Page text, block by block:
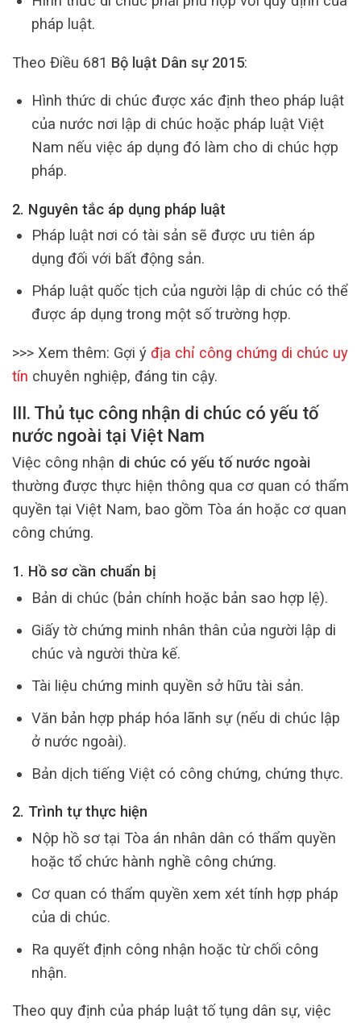
pháp luật.
Theo Điều 681 Bộ luật Dân sự 2015:
Hình thức di chúc được xác định theo pháp luật
của nước nơi lập di chúc hoặc pháp luật Việt
Nam nếu việc áp dụng đó làm cho di chúc hợp
pháp.
2. Nguyên tắc áp dụng pháp luật
Pháp luật nơi có tài sản sẽ được ưu tiên áp
dụng đối với bất động sản.
Pháp luật quốc tịch của người lập di chúc có thể
được áp dụng trong một số trường hợp.
>>> Xem thêm: Gợi ý địa chỉ công chứng di chúc uy
tín chuyên nghiệp, đáng tin cậy.
III. Thủ tục công nhận di chúc có yếu tố
nước ngoài tại Việt Nam
Việc công nhận di chúc có yếu tố nước ngoài
thường được thực hiện thông qua cơ quan có thẩm
quyền tại Việt Nam, bao gồm Tòa án hoặc cơ quan
công chứng.
1. Hồ sơ cần chuẩn bị
Bản di chúc (bản chính hoặc bản sao hợp lệ).
Giấy tờ chứng minh nhân thân của người lập di
chúc và người thừa kế.
Tài liệu chứng minh quyền sở hữu tài sản.
Văn bản hợp pháp hóa lãnh sự (nếu di chúc lập
ở nước ngoài).
Bản dịch tiếng Việt có công chứng, chứng thực.
2. Trình tự thực hiện
Nộp hồ sơ tại Tòa án nhân dân có thẩm quyền
hoặc tổ chức hành nghề công chứng.
Cơ quan có thẩm quyền xem xét tính hợp pháp
của di chúc.
Ra quyết định công nhận hoặc từ chối công
nhận.
Theo quy định của pháp luật tố tụng dân sự, việc